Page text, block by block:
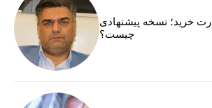
خرید؛ نسخه پیشنهادی
چیست؟